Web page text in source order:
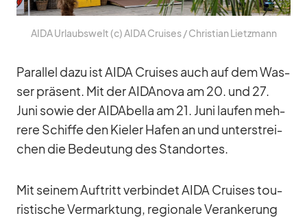
AIDA Ur­laubs­welt (c) AIDA Crui­ses /​ Chris­tian Lietz­mann
Par­al­lel dazu ist AIDA Crui­ses auch auf dem Was­
ser prä­sent. Mit der AID­A­nova am 20. und 27.
Juni so­wie der AI­DA­bella am 21. Juni lau­fen meh­
rere Schiffe den Kie­ler Ha­fen an und un­ter­strei­
chen die Be­deu­tung des Stand­or­tes.
Mit sei­nem Auf­tritt ver­bin­det AIDA Crui­ses tou­
ris­ti­sche Ver­mark­tung, re­gio­nale Ver­an­ke­rung